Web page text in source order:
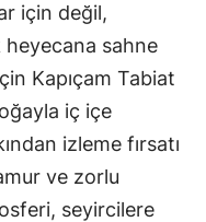
için değil,
heyecana sahne
Kapıçam Tabiat
iç içe
izleme fırsatı
ve zorlu
seyircilere